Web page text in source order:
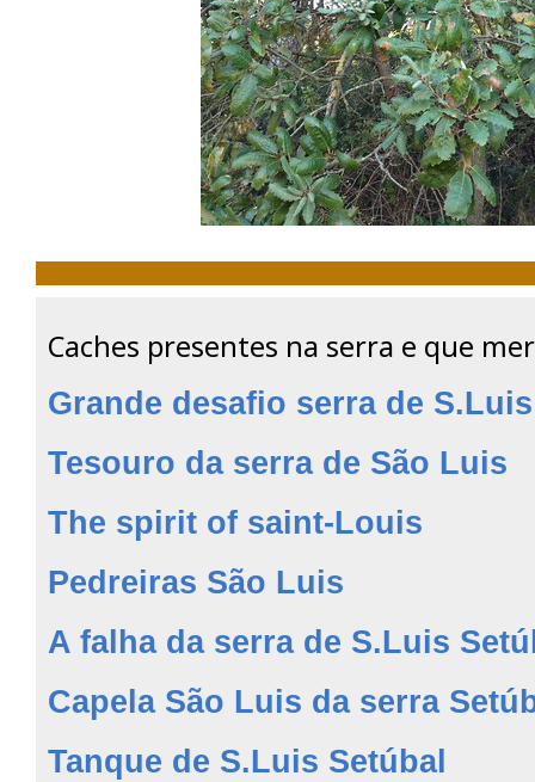
Caches presentes na serra e que
Grande desafio serra de S.Luis
Tesouro da serra de São Luis
The spirit of saint-Louis
Pedreiras São Luis
A falha da serra de S.Luis
Capela São Luis da serra
Tanque de S.Luis Setúbal